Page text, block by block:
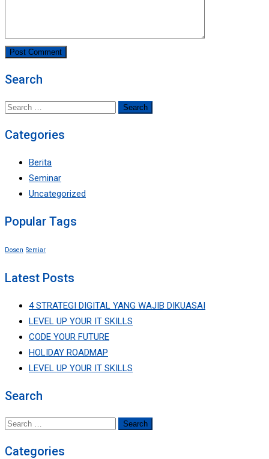
Search
Search
Categories
Berita
Seminar
Uncategorized
Popular Tags
Dosen Semiar
Latest Posts
4 STRATEGI DIGITAL YANG WAJIB DIKUASAI
LEVEL UP YOUR IT SKILLS
CODE YOUR FUTURE
HOLIDAY ROADMAP
LEVEL UP YOUR IT SKILLS
Search
Search
Categories